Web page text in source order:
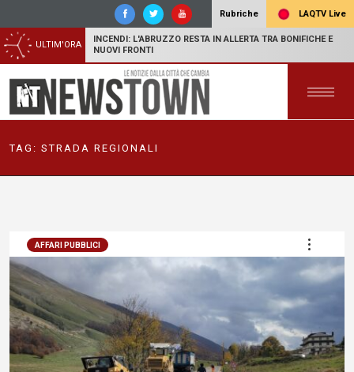
Rubriche LAQTV Live
ULTIM'ORA
INCENDI: L'ABRUZZO RESTA IN ALLERTA TRA BONIFICHE E
NUOVI FRONTI
TAG: STRADA REGIONALI
AFFARI PUBBLICI